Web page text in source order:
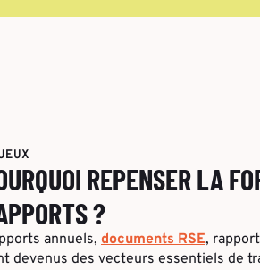
REPENSER LA
?
annuels, documents RSE,
devenus des vecteurs essentiels de